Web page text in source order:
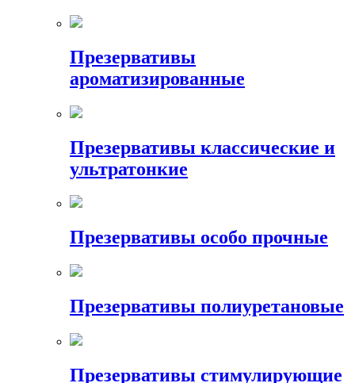
Презервативы
ароматизированные
Презервативы классические и
ультратонкие
Презервативы особо прочные
Презервативы полиуретановые
Презервативы стимулирующие